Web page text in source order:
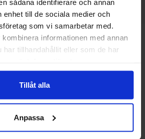
sådana identifierare och annan
enhet till de sociala medier och
som vi samarbetar med.
informationen med annan
har tillhandahållit eller som de har
Tillåt alla
Anpassa
gillade